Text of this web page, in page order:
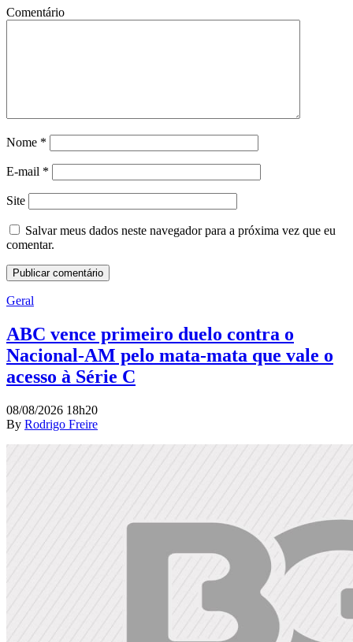
Comentário
Nome *
E-mail *
Site
Salvar meus dados neste navegador para a próxima vez que eu
comentar.
Geral
ABC vence primeiro duelo contra o
Nacional-AM pelo mata-mata que vale o
acesso à Série C
08/08/2026 18h20
By Rodrigo Freire